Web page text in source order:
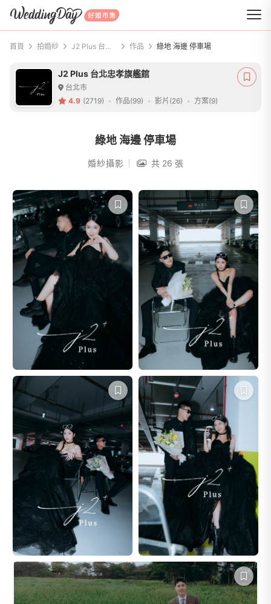
WeddingDay 好婚市集
首頁 拍婚紗 J2 Plus 台北忠孝旗艦館 作品 綠地 海邊 停車場
J2 Plus 台北忠孝旗艦館
台北市
4.9 (2719) 作品(99) 影片(26) 方案(9)
綠地 海邊 停車場
婚紗攝影 共 26 張